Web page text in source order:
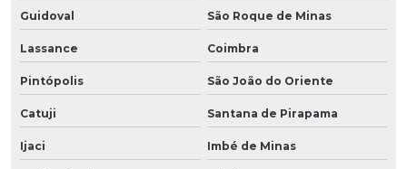
Guidoval São Roque de Minas
Lassance Coimbra
Pintópolis São João do Oriente
Catuji Santana de Pirapama
Ijaci Imbé de Minas